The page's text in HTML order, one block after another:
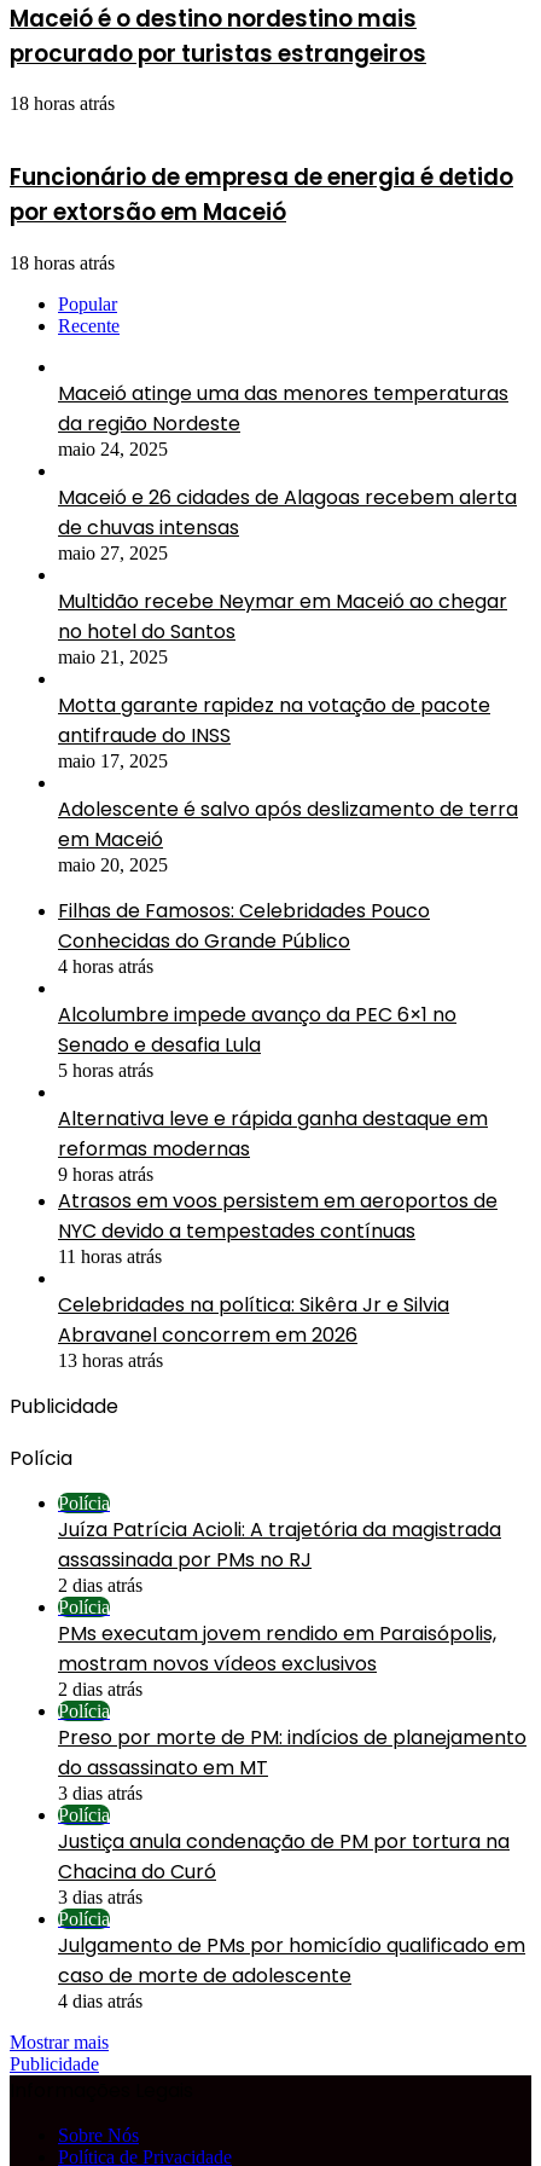
Maceió é o destino nordestino mais
procurado por turistas estrangeiros
18 horas atrás
Funcionário de empresa de energia é detido
por extorsão em Maceió
18 horas atrás
Popular
Recente
Maceió atinge uma das menores temperaturas
da região Nordeste
maio 24, 2025
Maceió e 26 cidades de Alagoas recebem alerta
de chuvas intensas
maio 27, 2025
Multidão recebe Neymar em Maceió ao chegar
no hotel do Santos
maio 21, 2025
Motta garante rapidez na votação de pacote
antifraude do INSS
maio 17, 2025
Adolescente é salvo após deslizamento de terra
em Maceió
maio 20, 2025
Filhas de Famosos: Celebridades Pouco
Conhecidas do Grande Público
4 horas atrás
Alcolumbre impede avanço da PEC 6×1 no
Senado e desafia Lula
5 horas atrás
Alternativa leve e rápida ganha destaque em
reformas modernas
9 horas atrás
Atrasos em voos persistem em aeroportos de
NYC devido a tempestades contínuas
11 horas atrás
Celebridades na política: Sikêra Jr e Silvia
Abravanel concorrem em 2026
13 horas atrás
Publicidade
Polícia
Polícia
Juíza Patrícia Acioli: A trajetória da magistrada
assassinada por PMs no RJ
2 dias atrás
Polícia
PMs executam jovem rendido em Paraisópolis,
mostram novos vídeos exclusivos
2 dias atrás
Polícia
Preso por morte de PM: indícios de planejamento
do assassinato em MT
3 dias atrás
Polícia
Justiça anula condenação de PM por tortura na
Chacina do Curó
3 dias atrás
Polícia
Julgamento de PMs por homicídio qualificado em
caso de morte de adolescente
4 dias atrás
Mostrar mais
Publicidade
Sobre Nós
Política de Privacidade